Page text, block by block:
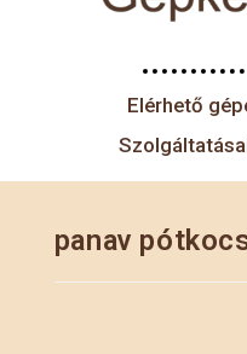
Elérhető
panav